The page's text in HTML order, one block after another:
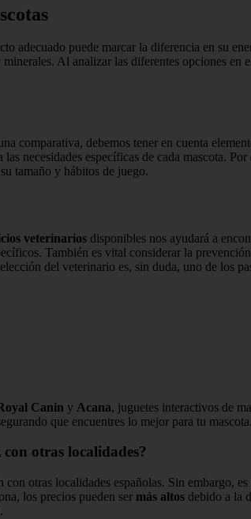
adecuado puede marcar la diferencia en su
Al analizar las diferentes opciones en
comparativa, debemos tener en cuenta
las necesidades específicas de cada mascota.
tamaño y hábitos de juego.
veterinarios disponibles nos ayudará a
También es vital considerar la
del veterinario es, sin duda, uno de los
Canin y Acana, juguetes interactivos de
que encuentres lo mejor para tu mascota.
otras localidades?
con otras localidades españolas. Sin embargo,
los precios pueden ser más altos debido a la
.